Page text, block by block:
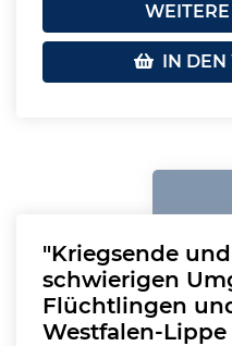
IN DEN
"Kriegsende
schwierigen
Flüchtlingen
Westfalen-Lippe